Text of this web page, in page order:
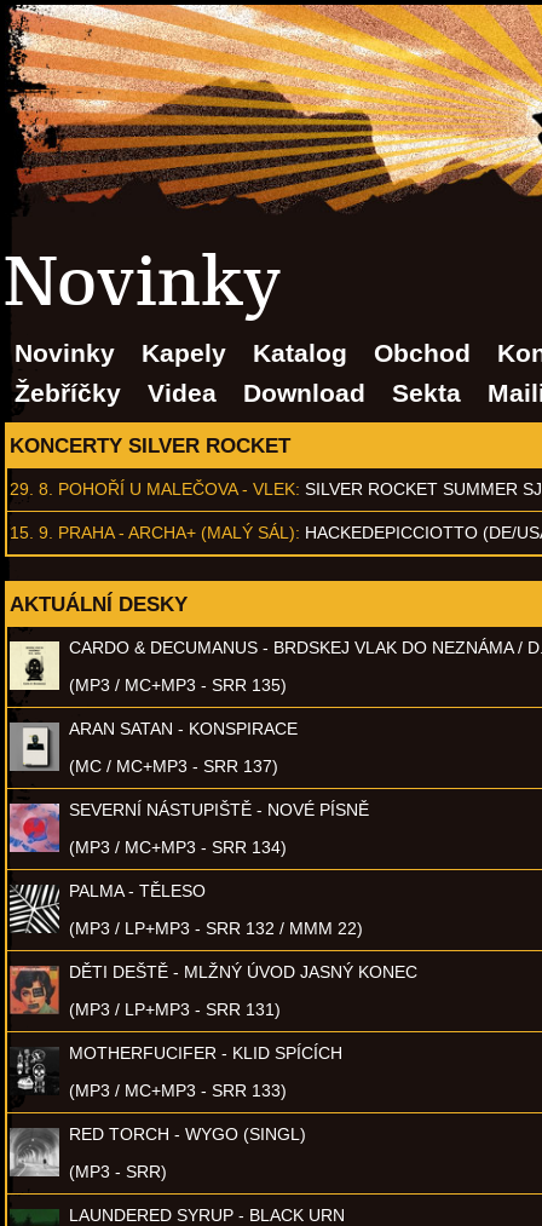
Novinky
Novinky Kapely Katalog Obchod
Žebříčky
Videa Download Sekta
KONCERTY SILVER ROCKET
29. 8. POHOŘÍ U MALEČOVA - VLEK: SILVER ROCKET SUMMER
15. 9. PRAHA - ARCHA+ (MALÝ SÁL): HACKEDEPICCIOTTO (DE/
AKTUÁLNÍ DESKY
CARDO & DECUMANUS - BRDSKEJ VLAK DO NEZNÁMA /
(MP3 / MC+MP3 - SRR 135)
ARAN SATAN - KONSPIRACE
(MC / MC+MP3 - SRR 137)
SEVERNÍ NÁSTUPIŠTĚ - NOVÉ PÍSNĚ
(MP3 / MC+MP3 - SRR 134)
PALMA - TĚLESO
(MP3 / LP+MP3 - SRR 132 / MMM 22)
DĚTI DEŠTĚ - MLŽNÝ ÚVOD JASNÝ KONEC
(MP3 / LP+MP3 - SRR 131)
MOTHERFUCIFER - KLID SPÍCÍCH
(MP3 / MC+MP3 - SRR 133)
RED TORCH - WYGO (SINGL)
(MP3 - SRR)
LAUNDERED SYRUP - BLACK URN